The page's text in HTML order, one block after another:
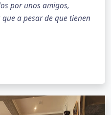
por unos amigos,
a pesar de que tienen